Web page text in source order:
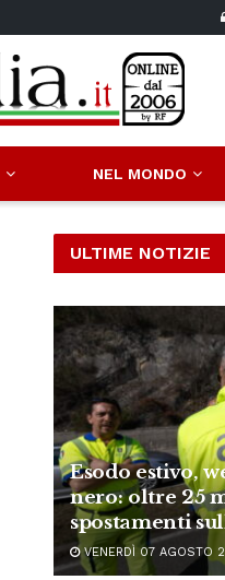
NEL MONDO
ULTIME NOTIZIE
Esodo estivo,
nero: oltre 25
spostamenti
VENERDÌ 07 AGOSTO